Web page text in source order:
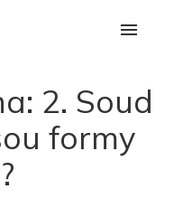
2. Soud
formy